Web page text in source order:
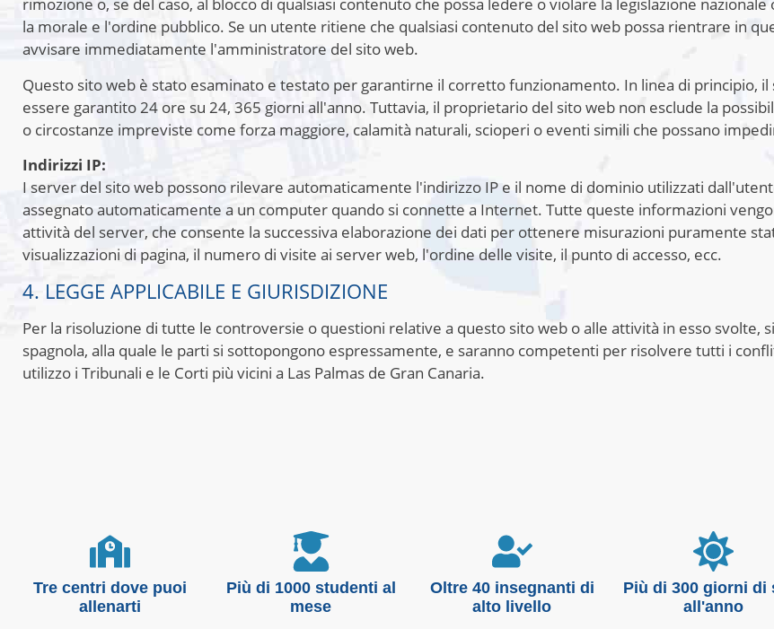
rimozione o, se del caso, al blocco di qualsiasi contenuto che possa ledere o violare la legislazione
la morale e l'ordine pubblico. Se un utente ritiene che qualsiasi contenuto del sito web possa rientrare in
avvisare immediatamente l'amministratore del sito web.
Questo sito web è stato esaminato e testato per garantirne il corretto funzionamento. In linea di principio,
essere garantito 24 ore su 24, 365 giorni all'anno. Tuttavia, il proprietario del sito web non esclude la
o circostanze impreviste come forza maggiore, calamità naturali, scioperi o eventi simili che possano
Indirizzi IP:
I server del sito web possono rilevare automaticamente l'indirizzo IP e il nome di dominio utilizzati
assegnato automaticamente a un computer quando si connette a Internet. Tutte queste informazioni
attività del server, che consente la successiva elaborazione dei dati per ottenere misurazioni puramente
visualizzazioni di pagina, il numero di visite ai server web, l'ordine delle visite, il punto di accesso, ecc.
4. LEGGE APPLICABILE E GIURISDIZIONE
Per la risoluzione di tutte le controversie o questioni relative a questo sito web o alle attività in esso svolte,
spagnola, alla quale le parti si sottopongono espressamente, e saranno competenti per risolvere tutti i
utilizzo i Tribunali e le Corti più vicini a Las Palmas de Gran Canaria.
Tre centri dove puoi
allenarti
Più di 1000 studenti al
mese
Oltre 40 insegnanti di
alto livello
Più di 300 giorni di
all'anno